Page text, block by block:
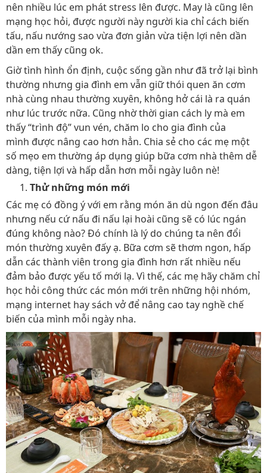
nên nhiều lúc em phát stress lên được. May là cũng lên
mạng học hỏi, được người này người kia chỉ cách biến
tấu, nấu nướng sao vừa đơn giản vừa tiện lợi nên dần
dần em thấy cũng ok.
Giờ tình hình ổn định, cuộc sống gần như đã trở lại bình
thường nhưng gia đình em vẫn giữ thói quen ăn cơm
nhà cùng nhau thường xuyên, không hở cái là ra quán
như lúc trước nữa. Cũng nhờ thời gian cách ly mà em
thấy “trình độ” vun vén, chăm lo cho gia đình của
mình được nâng cao hơn hẳn. Chia sẻ cho các mẹ một
số mẹo em thường áp dụng giúp bữa cơm nhà thêm dễ
dàng, tiện lợi và hấp dẫn hơn mỗi ngày luôn nè!
Thử những món mới
Các mẹ có đồng ý với em rằng món ăn dù ngon đến đâu
nhưng nếu cứ nấu đi nấu lại hoài cũng sẽ có lúc ngán
đúng không nào? Đó chính là lý do chúng ta nên đổi
món thường xuyên đấy ạ. Bữa cơm sẽ thơm ngon, hấp
dẫn các thành viên trong gia đình hơn rất nhiều nếu
đảm bảo được yếu tố mới lạ. Vì thế, các mẹ hãy chăm chỉ
học hỏi công thức các món mới trên những hội nhóm,
mạng internet hay sách vở để nâng cao tay nghề chế
biến của mình mỗi ngày nha.